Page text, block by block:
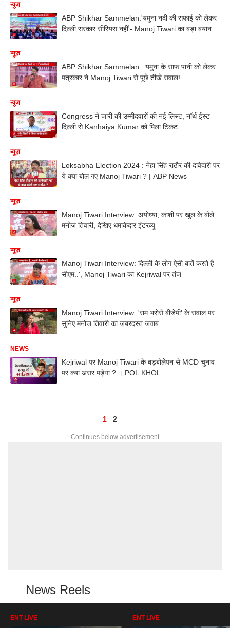
न्यूज़
ABP Shikhar Sammelan:'यमुना नदी की सफाई को लेकर
दिल्ली सरकार सीरियस नहीं'- Manoj Tiwari का बड़ा बयान
न्यूज़
ABP Shikhar Sammelan : यमुना के साफ पानी को लेकर
पत्रकार ने Manoj Tiwari से पूछे तीखे सवाल!
न्यूज़
Congress ने जारी की उम्मीदवारों की नई लिस्ट, नॉर्थ ईस्ट
दिल्ली से Kanhaiya Kumar को मिला टिकट
न्यूज़
Loksabha Election 2024 : नेहा सिंह राठौर की दावेदारी पर
ये क्या बोल गए Manoj Tiwari ? | ABP News
न्यूज़
Manoj Tiwari Interview: अयोध्या, काशी पर खुल के बोले
मनोज तिवारी, देखिए धमाकेदार इंटरव्यू
न्यूज़
Manoj Tiwari Interview: दिल्ली के लोग ऐसी बातें करते है
सीएम..', Manoj Tiwari का Kejriwal पर तंज
न्यूज़
Manoj Tiwari Interview: 'राम भरोसे बीजेपी' के सवाल पर
सुनिए मनोज तिवारी का जबरदस्त जवाब
NEWS
Kejriwal पर Manoj Tiwari के बड़बोलेपन से MCD चुनाव
पर क्या असर पड़ेगा ? । POL KHOL
1 2
Continues below advertisement
News Reels
ENT LIVE ENT LIVE